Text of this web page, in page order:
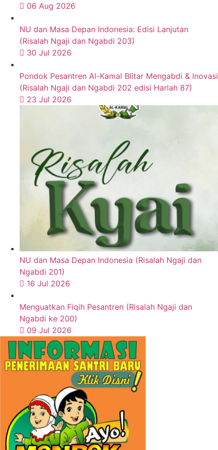
06 Aug 2026
NU dan Masa Depan Indonesia: Edisi Lanjutan
(Risalah Ngaji dan Ngabdi 203)
30 Jul 2026
Pondok Pesantren Al-Kamal Blitar Mengabdi & Inovasi
(Risalah Ngaji dan Ngabdi 202 edisi Harlah 87)
23 Jul 2026
NU dan Masa Depan Indonesia (Risalah Ngaji dan
Ngabdi 201)
16 Jul 2026
Menguatkan Fiqih Pesantren (Risalah Ngaji dan
Ngabdi ke 200)
09 Jul 2026